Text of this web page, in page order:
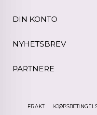
DIN KONTO
NYHETSBREV
PARTNERE
FRAKT